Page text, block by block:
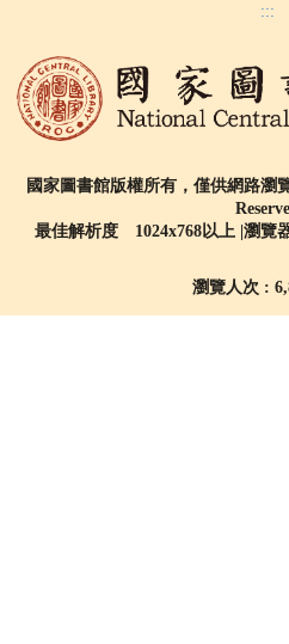
:::
國家圖書館版權所有，僅供網路瀏
最佳解析度 1024x768以上 |瀏覽
瀏覽人次 :